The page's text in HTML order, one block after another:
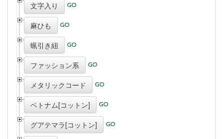
文字入り
麻ひも
蝋引き紐
ファッション系
メタリックコード
ベトナム[コットン]
グアテマラ[コットン]